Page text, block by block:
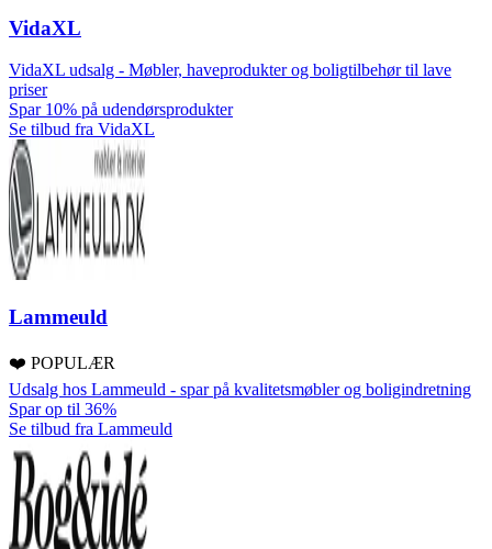
VidaXL
VidaXL udsalg - Møbler, haveprodukter og boligtilbehør til lave
priser
Spar 10% på udendørsprodukter
Se tilbud fra VidaXL
Lammeuld
❤️ POPULÆR
Udsalg hos Lammeuld - spar på kvalitetsmøbler og boligindretning
Spar op til 36%
Se tilbud fra Lammeuld